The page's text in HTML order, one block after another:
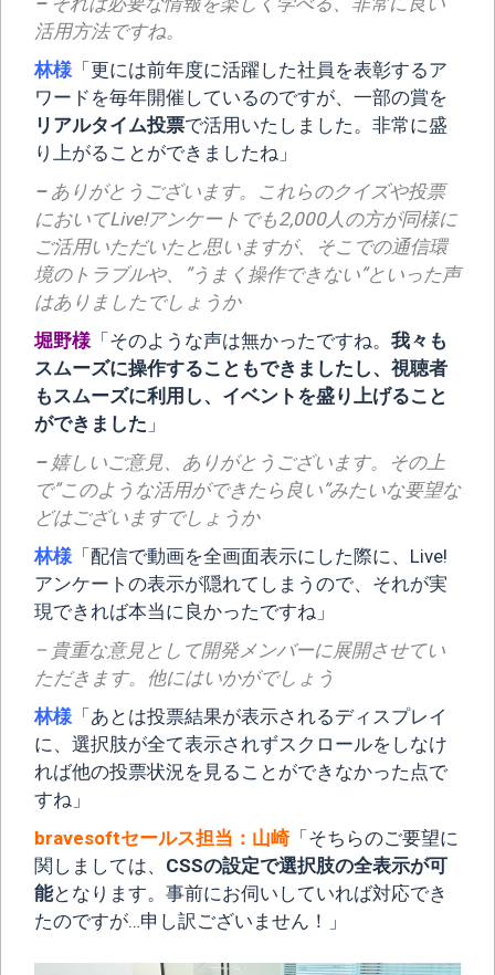
活用方法ですね。
林様 「更には前年度に活躍した社員を表彰するア
ワードを毎年開催しているのですが、一部の賞を
リアルタイム投票で活用いたしました。非常に盛
り上がることができましたね」
– ありがとうございます。これらのクイズや投票
においてLive!アンケートでも2,000人の方が同様に
ご活用いただいたと思いますが、そこでの通信環
境のトラブルや、”うまく操作できない”といった声
はありましたでしょうか
堀野様 「そのような声は無かったですね。 我々も
スムーズに操作することもできましたし、視聴者
もスムーズに利用し、イベントを盛り上げること
ができました 」
– 嬉しいご意見、ありがとうございます。その上
で”このような活用ができたら良い”みたいな要望な
どはございますでしょうか
林様 「配信で動画を全画面表示にした際に、Live!
アンケートの表示が隠れてしまうので、それが実
現できれば本当に良かったですね」
– 貴重な意見として開発メンバーに展開させてい
ただきます。他にはいかがでしょう
林様 「あとは投票結果が表示されるディスプレイ
に、選択肢が全て表示されずスクロールをしなけ
れば他の投票状況を見ることができなかった点で
すね」
bravesoftセールス担当：山崎「そちらのご要望に
関しましては、 CSSの設定で選択肢の全表示が可
能となります。事前にお伺いしていれば対応でき
たのですが…申し訳ございません！」